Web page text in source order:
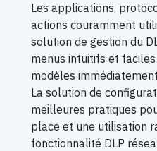
Les applications,
actions couramment
solution de gestion du
menus intuitifs et
modèles
La solution de
meilleures pratiques
place et une utilisation
fonctionnalité DLP